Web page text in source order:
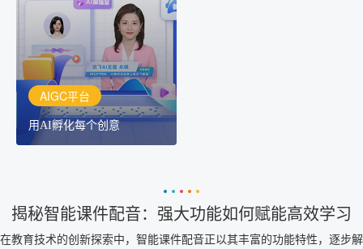
AIGC平台
用AI孵化每个创意
讯飞AIGC平台：让每个创
作者都拥有自己的专注AI
创作助手
揭秘智能课件配音：强大功能如何赋能高效学习
在教育技术的创新探索中，智能课件配音正以其丰富的功能特性，逐步解